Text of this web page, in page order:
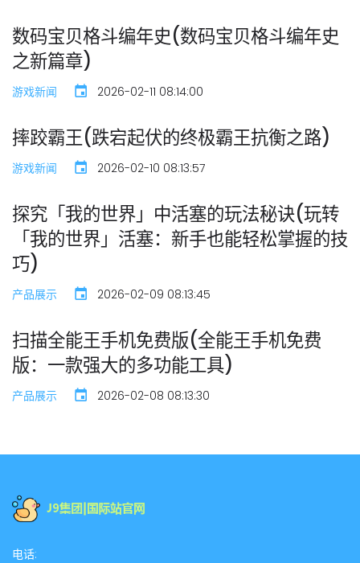
数码宝贝格斗编年史(数码宝贝格斗编年史
之新篇章)
游戏新闻 2026-02-11 08:14:00
摔跤霸王(跌宕起伏的终极霸王抗衡之路)
游戏新闻 2026-02-10 08:13:57
探究「我的世界」中活塞的玩法秘诀(玩转
「我的世界」活塞：新手也能轻松掌握的技
巧)
产品展示 2026-02-09 08:13:45
扫描全能王手机免费版(全能王手机免费
版：一款强大的多功能工具)
产品展示 2026-02-08 08:13:30
电话: